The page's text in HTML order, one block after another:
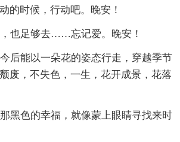
的时候，行动吧。晚安！
也足够去……忘记爱。晚安！
后能以一朵花的姿态行走，穿越季节
废，不失色，一生，花开成景，花落
黑色的幸福，就像蒙上眼睛寻找来时